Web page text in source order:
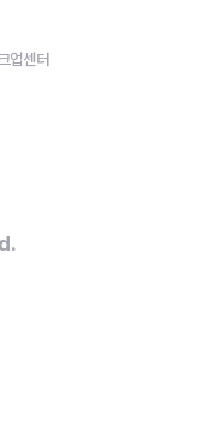
업센터